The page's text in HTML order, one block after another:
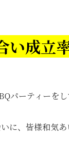
い成立
パーティーを
に、皆様和気